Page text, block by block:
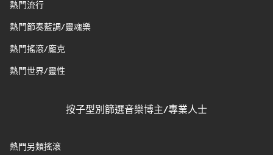
熱門流行
熱門節奏藍調/靈魂樂
熱門搖滾/龐克
熱門世界/靈性
按子型別篩選音樂博主/專業人士
熱門另類搖滾